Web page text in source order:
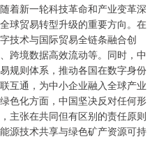
新一轮科技革命和产业变革深
球贸易转型升级的重要方向。在
技术与国际贸易全链条融合创
跨境数据高效流动等。同时，中
规则体系，推动各国在数字身份
互通，为中小企业融入全球产业
色化方面，中国坚决反对任何形
主张在共同但有区别的责任原则
源技术共享与绿色矿产资源可持